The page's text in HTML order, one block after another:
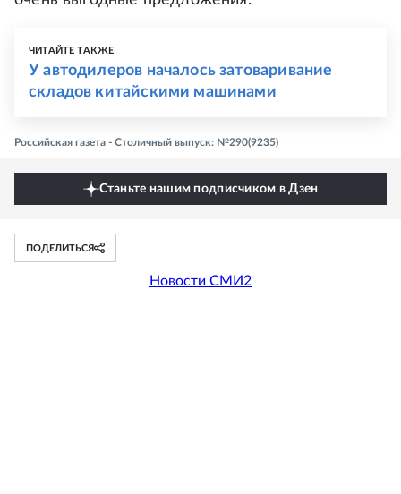
ЧИТАЙТЕ ТАКЖЕ
У автодилеров началось затоваривание
складов китайскими машинами
Российская газета - Столичный выпуск: №290(9235)
Станьте нашим подписчиком в Дзен
ПОДЕЛИТЬСЯ
Новости СМИ2